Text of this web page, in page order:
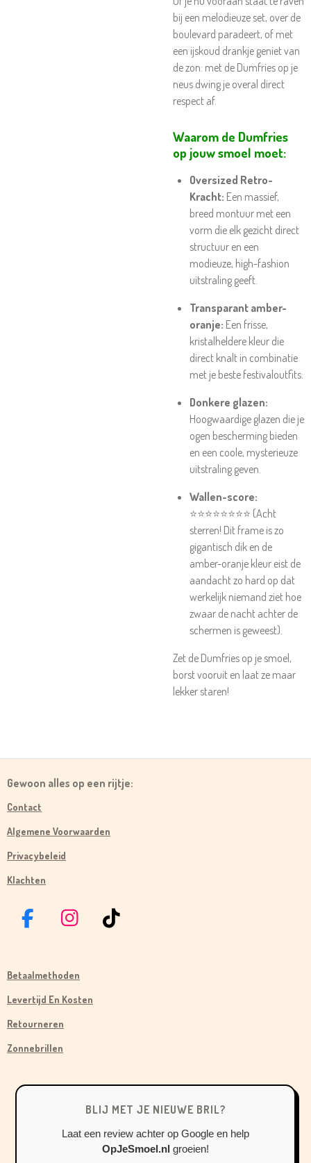
bij een melodieuze set, over de
boulevard paradeert, of met
een ijskoud drankje geniet van
de zon: met de Dumfries op je
neus dwing je overal direct
respect af.
Waarom de Dumfries
op jouw smoel moet:
Oversized Retro-
Kracht: Een massief,
breed montuur met een
vorm die elk gezicht direct
structuur en een
modieuze, high-fashion
uitstraling geeft.
Transparant amber-
oranje: Een frisse,
kristalheldere kleur die
direct knalt in combinatie
met je beste festivaloutfits.
Donkere glazen:
Hoogwaardige glazen die je
ogen bescherming bieden
en een coole, mysterieuze
uitstraling geven.
Wallen-score:
⭐⭐⭐⭐⭐⭐⭐⭐ (Acht
sterren! Dit frame is zo
gigantisch dik en de
amber-oranje kleur eist de
aandacht zo hard op dat
werkelijk niemand ziet hoe
zwaar de nacht achter de
schermen is geweest).
Zet de Dumfries op je smoel,
borst vooruit en laat ze maar
lekker staren!
Gewoon alles op een rijtje:
Contact
Algemene Voorwaarden
Privacybeleid
Klachten
F
E
B
O
O
I
T
A
M
T
Betaalmethoden
Levertijd En Kosten
Retourneren
Zonnebrillen
BLIJ MET JE NIEUWE BRIL?
Laat een review achter op Google en help
OpJeSmoel.nl groeien!